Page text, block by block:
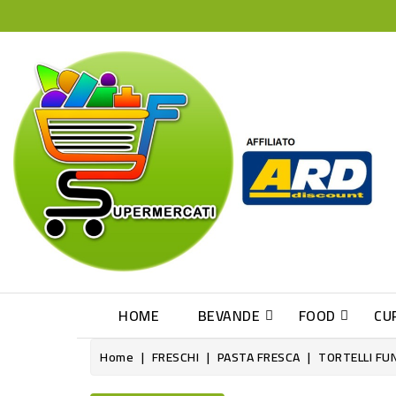
HOME BEVANDE FOOD
Home FRESCHI PASTA FRESCA TORTELLI